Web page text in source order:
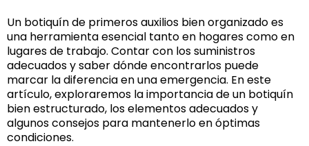
Un botiquín de primeros auxilios bien organizado es
una herramienta esencial tanto en hogares como en
lugares de trabajo. Contar con los suministros
adecuados y saber dónde encontrarlos puede
marcar la diferencia en una emergencia. En este
artículo, exploraremos la importancia de un botiquín
bien estructurado, los elementos adecuados y
algunos consejos para mantenerlo en óptimas
condiciones.